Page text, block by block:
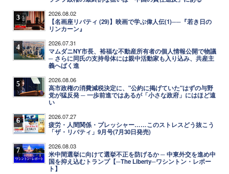
3 2026.08.02
【名画座リバティ (29)】映画で学ぶ偉人伝(1)──『若き日の
リンカーン』
4 2026.07.31
マムダニNY市長、裕福な不動産所有者の個人情報公開で物議
─ さらに同氏の支持母体には親中活動家も入り込み、共産主
義へばく進
5 2026.08.06
高市政権の消費減税決定に、"公約に掲げていた"はずの与野
党が猛反発 ─ 一歩前進ではあるが「小さな政府」にはほど遠
い
6 2026.07.27
疲労・人間関係・プレッシャー……このストレスどう抜こう
「ザ・リバティ」9月号(7月30日発売)
7 2026.08.03
米中間選挙に向けて選挙不正を防げるか ─ 中東外交を進め中
国を抑え込むトランプ【─The Liberty─ワシントン・レポー
ト】